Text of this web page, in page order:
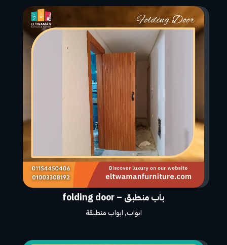
باب منطبق – folding door
ابواب,ابواب منطبقة